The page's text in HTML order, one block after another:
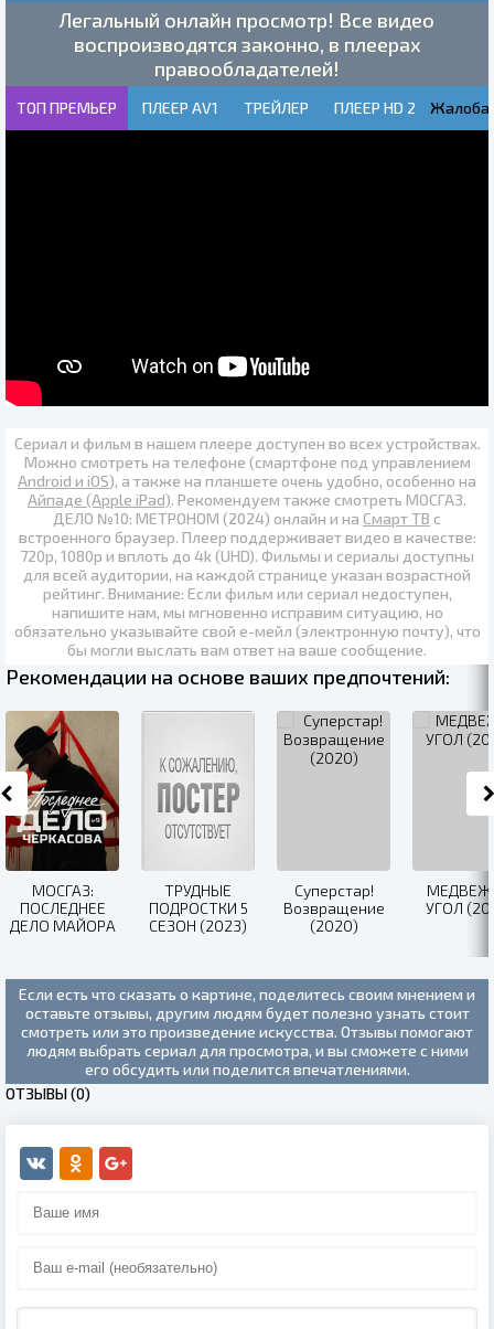
Легальный онлайн просмотр! Все видео
воспроизводятся законно, в плеерах
правообладателей!
ТОП ПРЕМЬЕР ПЛЕЕР AV1 ТРЕЙЛЕР ПЛЕЕР HD 2 Жалоба!
Сериал и фильм в нашем плеере доступен во всех устройствах.
Можно смотреть на телефоне (смартфоне под управлением
Android и iOS), а также на планшете очень удобно, особенно на
Айпаде (Apple iPad). Рекомендуем также смотреть МОСГАЗ.
ДЕЛО №10: МЕТРОНОМ (2024) онлайн и на Смарт ТВ с
встроенного браузер. Плеер поддерживает видео в качестве:
720p, 1080p и вплоть до 4k (UHD). Фильмы и сериалы доступны
для всей аудитории, на каждой странице указан возрастной
рейтинг. Внимание: Если фильм или сериал недоступен,
напишите нам, мы мгновенно исправим ситуацию, но
обязательно указывайте свой е-мейл (электронную почту), что
бы могли выслать вам ответ на ваше сообщение.
Рекомендации на основе ваших предпочтений:
МОСГАЗ:
ПОСЛЕДНЕЕ
ДЕЛО МАЙОРА
ТРУДНЫЕ
ПОДРОСТКИ 5
СЕЗОН (2023)
Суперстар!
Возвращение
(2020)
УГОЛ
Если есть что сказать о картине, поделитесь своим мнением и
оставьте отзывы, другим людям будет полезно узнать стоит
смотреть или это произведение искусства. Отзывы помогают
людям выбрать сериал для просмотра, и вы сможете с ними
его обсудить или поделится впечатлениями.
ОТЗЫВЫ (0)